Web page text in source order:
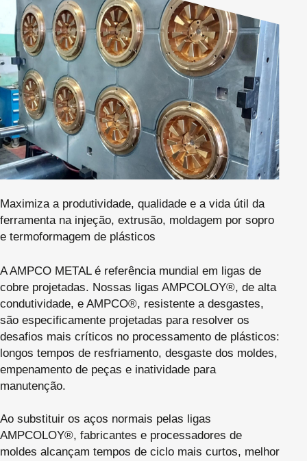
Maximiza a produtividade, qualidade e a vida útil da
ferramenta na injeção, extrusão, moldagem por sopro
e termoformagem de plásticos
A AMPCO METAL é referência mundial em ligas de
cobre projetadas. Nossas ligas AMPCOLOY®, de alta
condutividade, e AMPCO®, resistente a desgastes,
são especificamente projetadas para resolver os
desafios mais críticos no processamento de plásticos:
longos tempos de resfriamento, desgaste dos moldes,
empenamento de peças e inatividade para
manutenção.
Ao substituir os aços normais pelas ligas
AMPCOLOY®, fabricantes e processadores de
moldes alcançam tempos de ciclo mais curtos, melhor